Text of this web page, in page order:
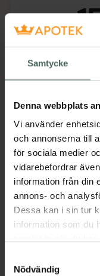
Samtycke
Denna webbplats
Vi använder
och annonserna till
för sociala medier
vidarebefordrar
information från din
annons- och
Dessa kan i sin tur
information som du
återkalla ditt
Nödvändig
Aktuella
Beskrivning
Läs